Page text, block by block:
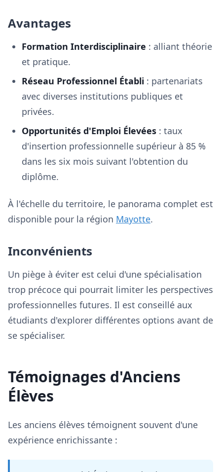
Avantages
Formation Interdisciplinaire : alliant théorie
et pratique.
Réseau Professionnel Établi : partenariats
avec diverses institutions publiques et
privées.
Opportunités d'Emploi Élevées : taux
d'insertion professionnelle supérieur à 85 %
dans les six mois suivant l'obtention du
diplôme.
À l'échelle du territoire, le panorama complet est
disponible pour la région Mayotte.
Inconvénients
Un piège à éviter est celui d'une spécialisation
trop précoce qui pourrait limiter les perspectives
professionnelles futures. Il est conseillé aux
étudiants d'explorer différentes options avant de
se spécialiser.
Témoignages d'Anciens
Élèves
Les anciens élèves témoignent souvent d'une
expérience enrichissante :